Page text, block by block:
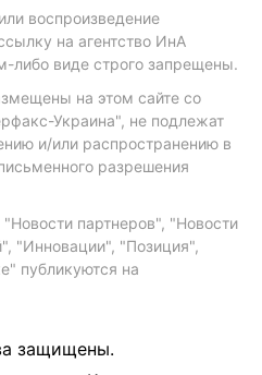
воспроизведение
на агентство ИнА
либо виде строго запрещены.
на этом сайте со
Украина", не подлежат
и/или распространению в
разрешения
партнеров", "Новости
"Инновации", "Позиция",
публикуются на
защищены.